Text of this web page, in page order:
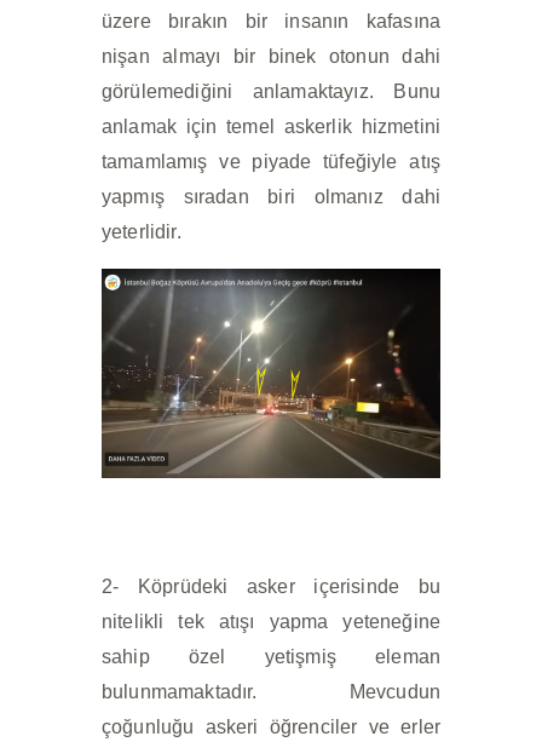
üzere bırakın bir insanın kafasına
nişan almayı bir binek otonun dahi
görülemediğini anlamaktayız. Bunu
anlamak için temel askerlik hizmetini
tamamlamış ve piyade tüfeğiyle atış
yapmış sıradan biri olmanız dahi
yeterlidir.
2- Köprüdeki asker içerisinde bu
nitelikli tek atışı yapma yeteneğine
sahip özel yetişmiş eleman
bulunmamaktadır. Mevcudun
çoğunluğu askeri öğrenciler ve erler